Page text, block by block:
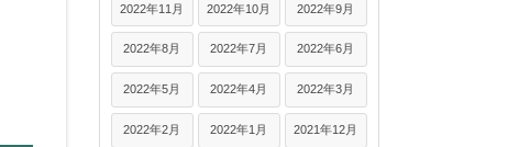
2022年11月 2022年10月 2022年9月
2022年8月 2022年7月 2022年6月
2022年5月 2022年4月 2022年3月
2022年2月 2022年1月 2021年12月